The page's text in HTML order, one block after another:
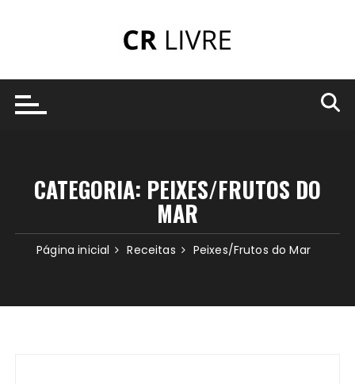
CATEGORIA: PEIXES/FRUTOS DO
MAR
Página inicial Receitas Peixes/Frutos do Mar